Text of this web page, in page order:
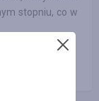
stopniu, co w